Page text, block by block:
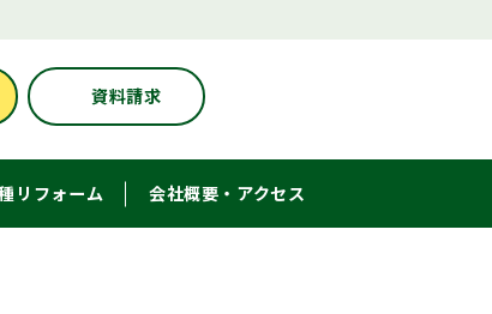
資料請求
リフォーム 会社概要・アクセス